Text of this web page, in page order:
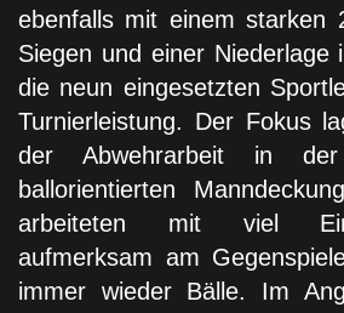
ebenfalls mit einem starken
Siegen und einer Niederlage
die neun eingesetzten
Turnierleistung. Der Fokus
der Abwehrarbeit in
ballorientierten
arbeiteten mit viel
aufmerksam am
immer wieder Bälle. Im